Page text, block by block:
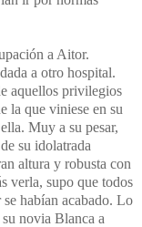
a Aitor.
a otro hospital.
aquellos privilegios
la que viniese en su
Muy a su pesar,
su idolatrada
altura y robusta con
verla, supo que todos
habían acabado. Lo
novia Blanca a